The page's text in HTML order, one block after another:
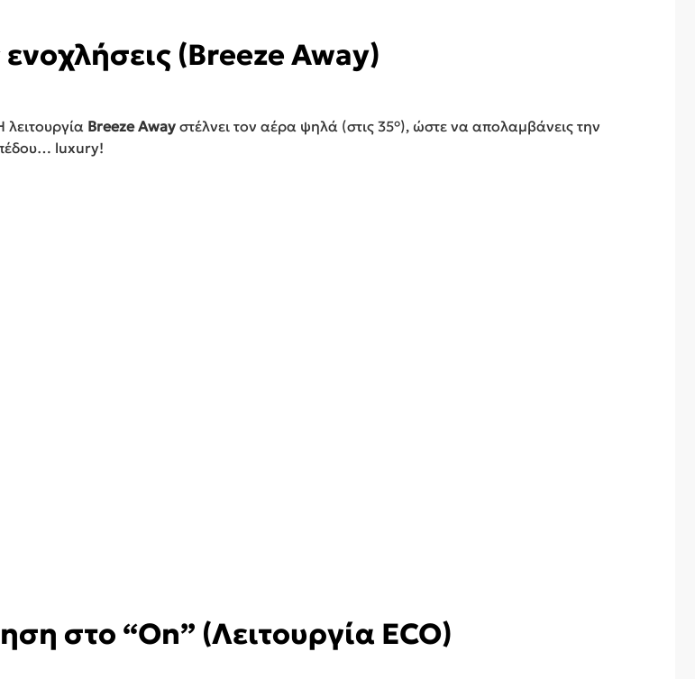
(Breeze Away)
Breeze Away στέλνει τον αέρα ψηλά (στις 35°), ώστε να απολαμβάνεις την
luxury!
στο “On” (Λειτουργία ECO)